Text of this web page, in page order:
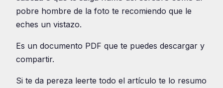
pobre hombre de la foto te recomiendo que le
eches un vistazo.
Es un documento PDF que te puedes descargar y
compartir.
Si te da pereza leerte todo el artículo te lo resumo